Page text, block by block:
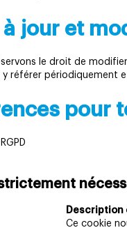
à jour et
le droit de
y référer périodiquement
pour
Ce cookie